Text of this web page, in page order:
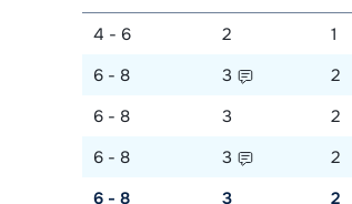
4 - 6 2 1
6 - 8
3 2
6 - 8
3 2
6 - 8
3 2
6 - 8
3 2